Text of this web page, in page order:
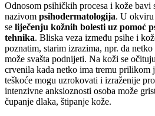
Odnosom psihičkih procesa i kože bavi
nazivom psihodermatologija. U okviru
se liječenju kožnih bolesti uz pomoć
tehnika. Bliska veza između psihe i
poznatim, starim izrazima, npr. da
može svašta podnijeti. Na koži se
crvenila kada netko ima tremu prilikom
teškoće mogu uzrokovati i izraženije
intenzivne anksioznosti osoba može
čupanje dlaka, štipanje kože.